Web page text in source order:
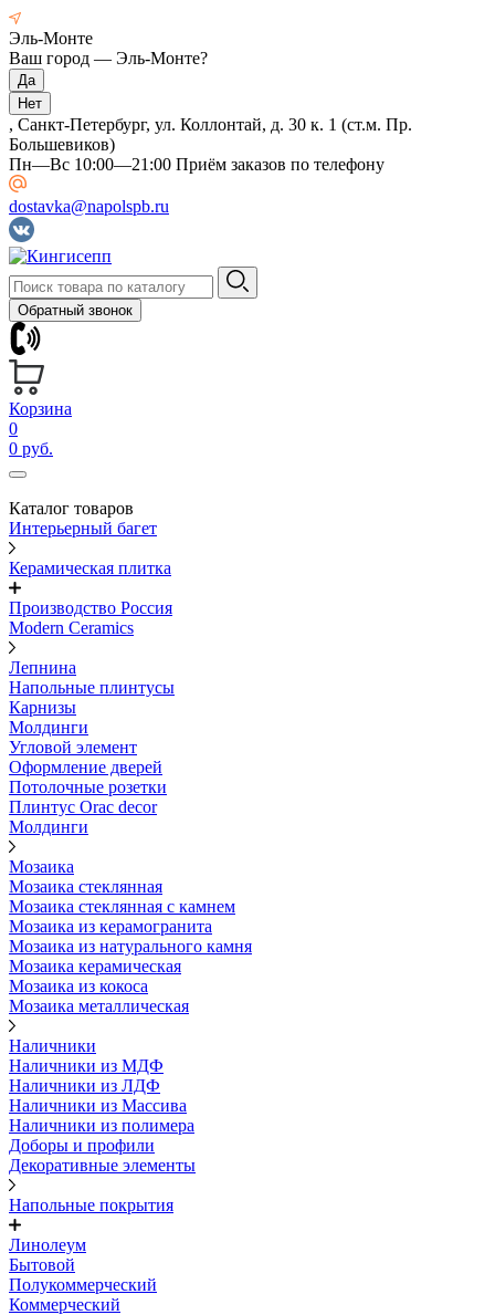
Эль-Монте
Ваш город — Эль-Монте?
, Санкт-Петербург, ул. Коллонтай, д. 30 к. 1 (ст.м. Пр.
Большевиков)
Пн—Вс 10:00—21:00 Приём заказов по телефону
dostavka@napolspb.ru
Обратный звонок
Корзина
0
0 руб.
Каталог товаров
Интерьерный багет
Керамическая плитка
Производство Россия
Modern Ceramics
Лепнина
Напольные плинтусы
Карнизы
Молдинги
Угловой элемент
Оформление дверей
Потолочные розетки
Плинтус Orac decor
Молдинги
Мозаика
Мозаика стеклянная
Мозаика стеклянная с камнем
Мозаика из керамогранита
Мозаика из натурального камня
Мозаика керамическая
Мозаика из кокоса
Мозаика металлическая
Наличники
Наличники из МДФ
Наличники из ЛДФ
Наличники из Массива
Наличники из полимера
Доборы и профили
Декоративные элементы
Напольные покрытия
Линолеум
Бытовой
Полукоммерческий
Коммерческий